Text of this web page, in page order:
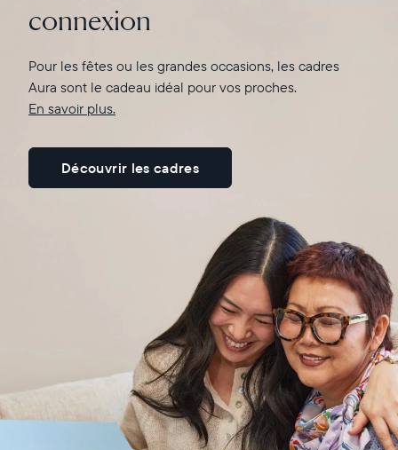
En savoir plus ici
connexion
Pour les fêtes ou les grandes occasions, les cadres
Aura sont le cadeau idéal pour vos proches.
En savoir plus.
Découvrir les cadres